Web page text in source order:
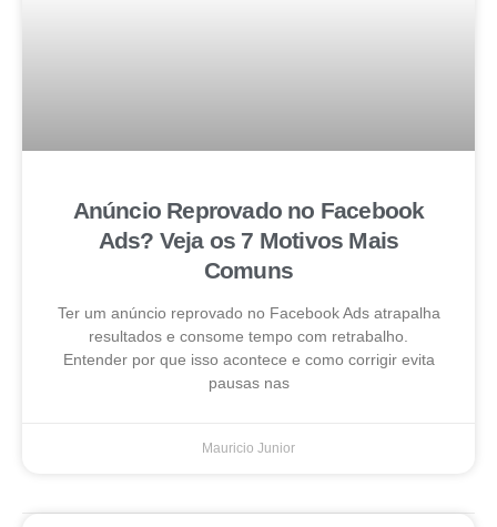
Anúncio Reprovado no Facebook
Ads? Veja os 7 Motivos Mais
Comuns
Ter um anúncio reprovado no Facebook Ads atrapalha
resultados e consome tempo com retrabalho.
Entender por que isso acontece e como corrigir evita
pausas nas
Mauricio Junior